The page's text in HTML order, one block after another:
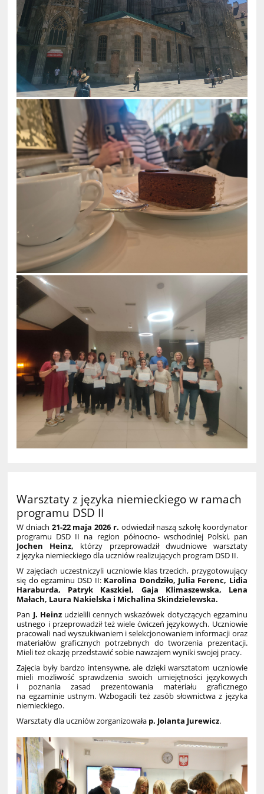
Warsztaty z języka niemieckiego w ramach
programu DSD II
W dniach 21-22 maja 2026 r. odwiedził naszą szkołę koordynator
programu DSD II na region północno- wschodniej Polski, pan
Jochen Heinz, którzy przeprowadził dwudniowe warsztaty
z języka niemieckiego dla uczniów realizujących program DSD II.
W zajęciach uczestniczyli uczniowie klas trzecich, przygotowujący
się do egzaminu DSD II: Karolina Dondziło, Julia Ferenc, Lidia
Haraburda, Patryk Kaszkiel, Gaja Klimaszewska, Lena
Małach, Laura Nakielska i Michalina Skindzielewska.
Pan J. Heinzudzielili cennych wskazówek dotyczących egzaminu
ustnego i przeprowadził też wiele ćwiczeń językowych. Uczniowie
pracowali nad wyszukiwaniem i selekcjonowaniem informacji oraz
materiałów graficznych potrzebnych do tworzenia prezentacji.
Mieli też okazję przedstawić sobie nawzajem wyniki swojej pracy.
Zajęcia były bardzo intensywne, ale dzięki warsztatom uczniowie
mieli możliwość sprawdzenia swoich umiejętności językowych
i poznania zasad prezentowania materiału graficznego
na egzaminie ustnym. Wzbogacili też zasób słownictwa z języka
niemieckiego.
Warsztaty dla uczniów zorganizowała p. Jolanta Jurewicz.